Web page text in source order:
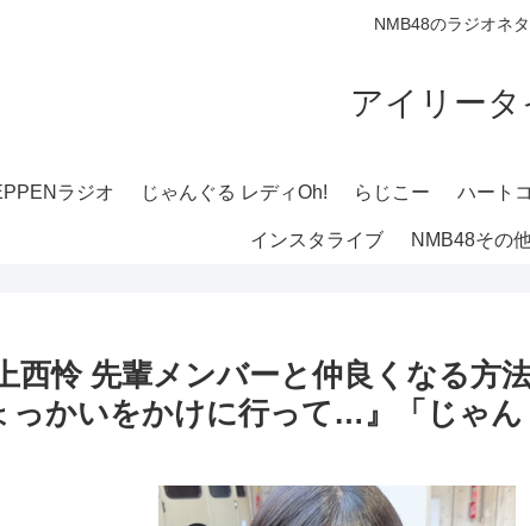
NMB48のラジオネ
アイリー
ラジオ じゃんぐる レディOh! らじこー ハート
インスタライブ NMB48その
西怜 先輩メンバーと仲良くなる方
っかいをかけに行って…』「じゃん